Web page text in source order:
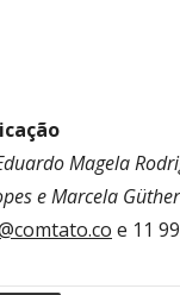
Magela
e Marcela Güther
e 11